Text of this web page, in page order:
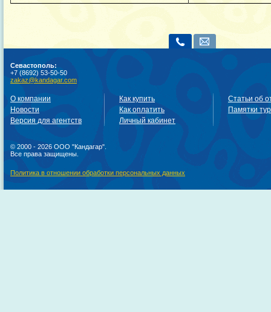
Севастополь:
+7 (8692) 53-50-50
zakaz@kandagar.com
О компании
Новости
Версия для агентств
Как купить
Как оплатить
Личный кабинет
Статьи об
Памятки
© 2000 - 2026 ООО "Кандагар".
Все права защищены.
Политика в отношении обработки персональных данных